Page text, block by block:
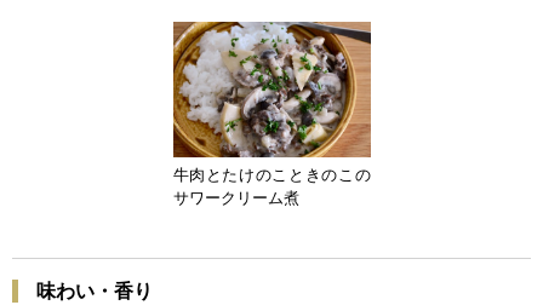
牛肉とたけのこときのこの
サワークリーム煮
味わい・香り